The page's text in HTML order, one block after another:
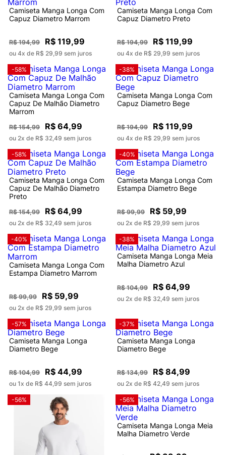
Camiseta Manga Longa Com
Capuz Diametro Marrom
R$ 194,99 R$ 119,99
ou 4x de R$ 29,99 sem juros
Camiseta Manga Longa Com
Capuz Diametro Preto
R$ 194,99 R$ 119,99
ou 4x de R$ 29,99 sem juros
-58%
Camiseta Manga Longa Com
Capuz De Malhão Diametro
Marrom
R$ 154,99 R$ 64,99
ou 2x de R$ 32,49 sem juros
-38%
Camiseta Manga Longa Com
Capuz Diametro Bege
R$ 194,99 R$ 119,99
ou 4x de R$ 29,99 sem juros
-58%
Camiseta Manga Longa Com
Capuz De Malhão Diametro
Preto
R$ 154,99 R$ 64,99
ou 2x de R$ 32,49 sem juros
-40%
Camiseta Manga Longa Com
Estampa Diametro Bege
R$ 99,99 R$ 59,99
ou 2x de R$ 29,99 sem juros
-40%
Camiseta Manga Longa Com
Estampa Diametro Marrom
R$ 99,99 R$ 59,99
ou 2x de R$ 29,99 sem juros
-38%
Camiseta Manga Longa Meia
Malha Diametro Azul
R$ 104,99 R$ 64,99
ou 2x de R$ 32,49 sem juros
-57%
Camiseta Manga Longa
Diametro Bege
R$ 104,99 R$ 44,99
ou 1x de R$ 44,99 sem juros
-37%
Camiseta Manga Longa
Diametro Bege
R$ 134,99 R$ 84,99
ou 2x de R$ 42,49 sem juros
-56% -56%
Camiseta Manga Longa Meia
Malha Diametro Verde